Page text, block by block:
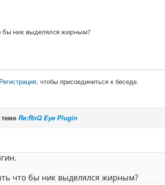
бы ник выделялся жирным?
Регистрация, чтобы присоединиться к беседе.
Re:RnQ Eye Plugin
что бы ник выделялся жирным?